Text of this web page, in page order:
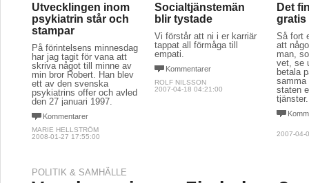
Utvecklingen inom
psykiatrin står och
stampar
På förintelsens minnesdag
har jag tagit för vana att
skriva något till minne av
min bror Robert. Han blev
ett av den svenska
psykiatrins offer och avled
den 27 januari 1997.
Kommentarer
MARIE HELLSTRÖM
2008-01-27 17:55:00
Socialtjänstemän
blir tystade
Vi förstår att ni i er karriär
tappat all förmåga till
empati.
Kommentarer
ROLF NILSSON
2007-04-18 04:21:00
Det
gratis
Så fort
att
man,
vet, se
betala
samma
staten
tjänster.
2007-04-
POLITIK & SAMHÄLLE